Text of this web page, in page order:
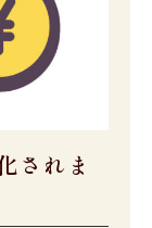
されま